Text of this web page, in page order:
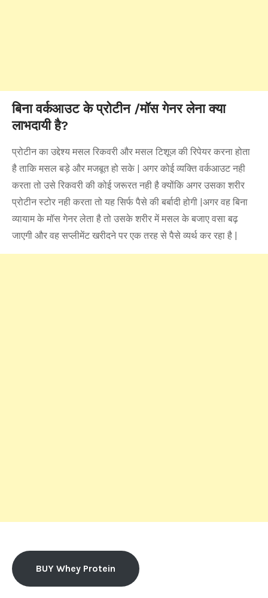
बिना वर्कआउट के प्रोटीन /मॉस गेनर लेना क्या
लाभदायी है?
प्रोटीन का उद्देश्य मसल रिकवरी और मसल टिशूज की रिपेयर करना होता
है ताकि मसल बड़े और मजबूत हो सके | अगर कोई व्यक्ति वर्कआउट नही
करता तो उसे रिकवरी की कोई जरूरत नही है क्योंकि अगर उसका शरीर
प्रोटीन स्टोर नही करता तो यह सिर्फ पैसे की बर्बादी होगी |अगर वह बिना
व्यायाम के मॉस गेनर लेता है तो उसके शरीर में मसल के बजाए वसा बढ़
जाएगी और वह सप्लीमेंट खरीदने पर एक तरह से पैसे व्यर्थ कर रहा है |
BUY Whey Protein